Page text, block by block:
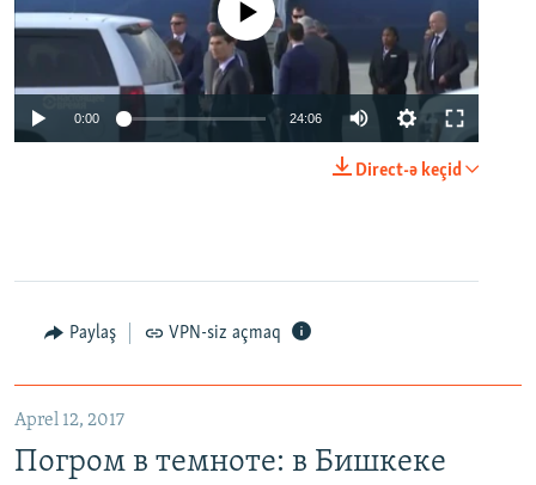
No media source currently available
0:00 24:06
Direct-ə keçid
Paylaş VPN-siz açmaq
Aprel 12, 2017
Погром в темноте: в Бишкеке